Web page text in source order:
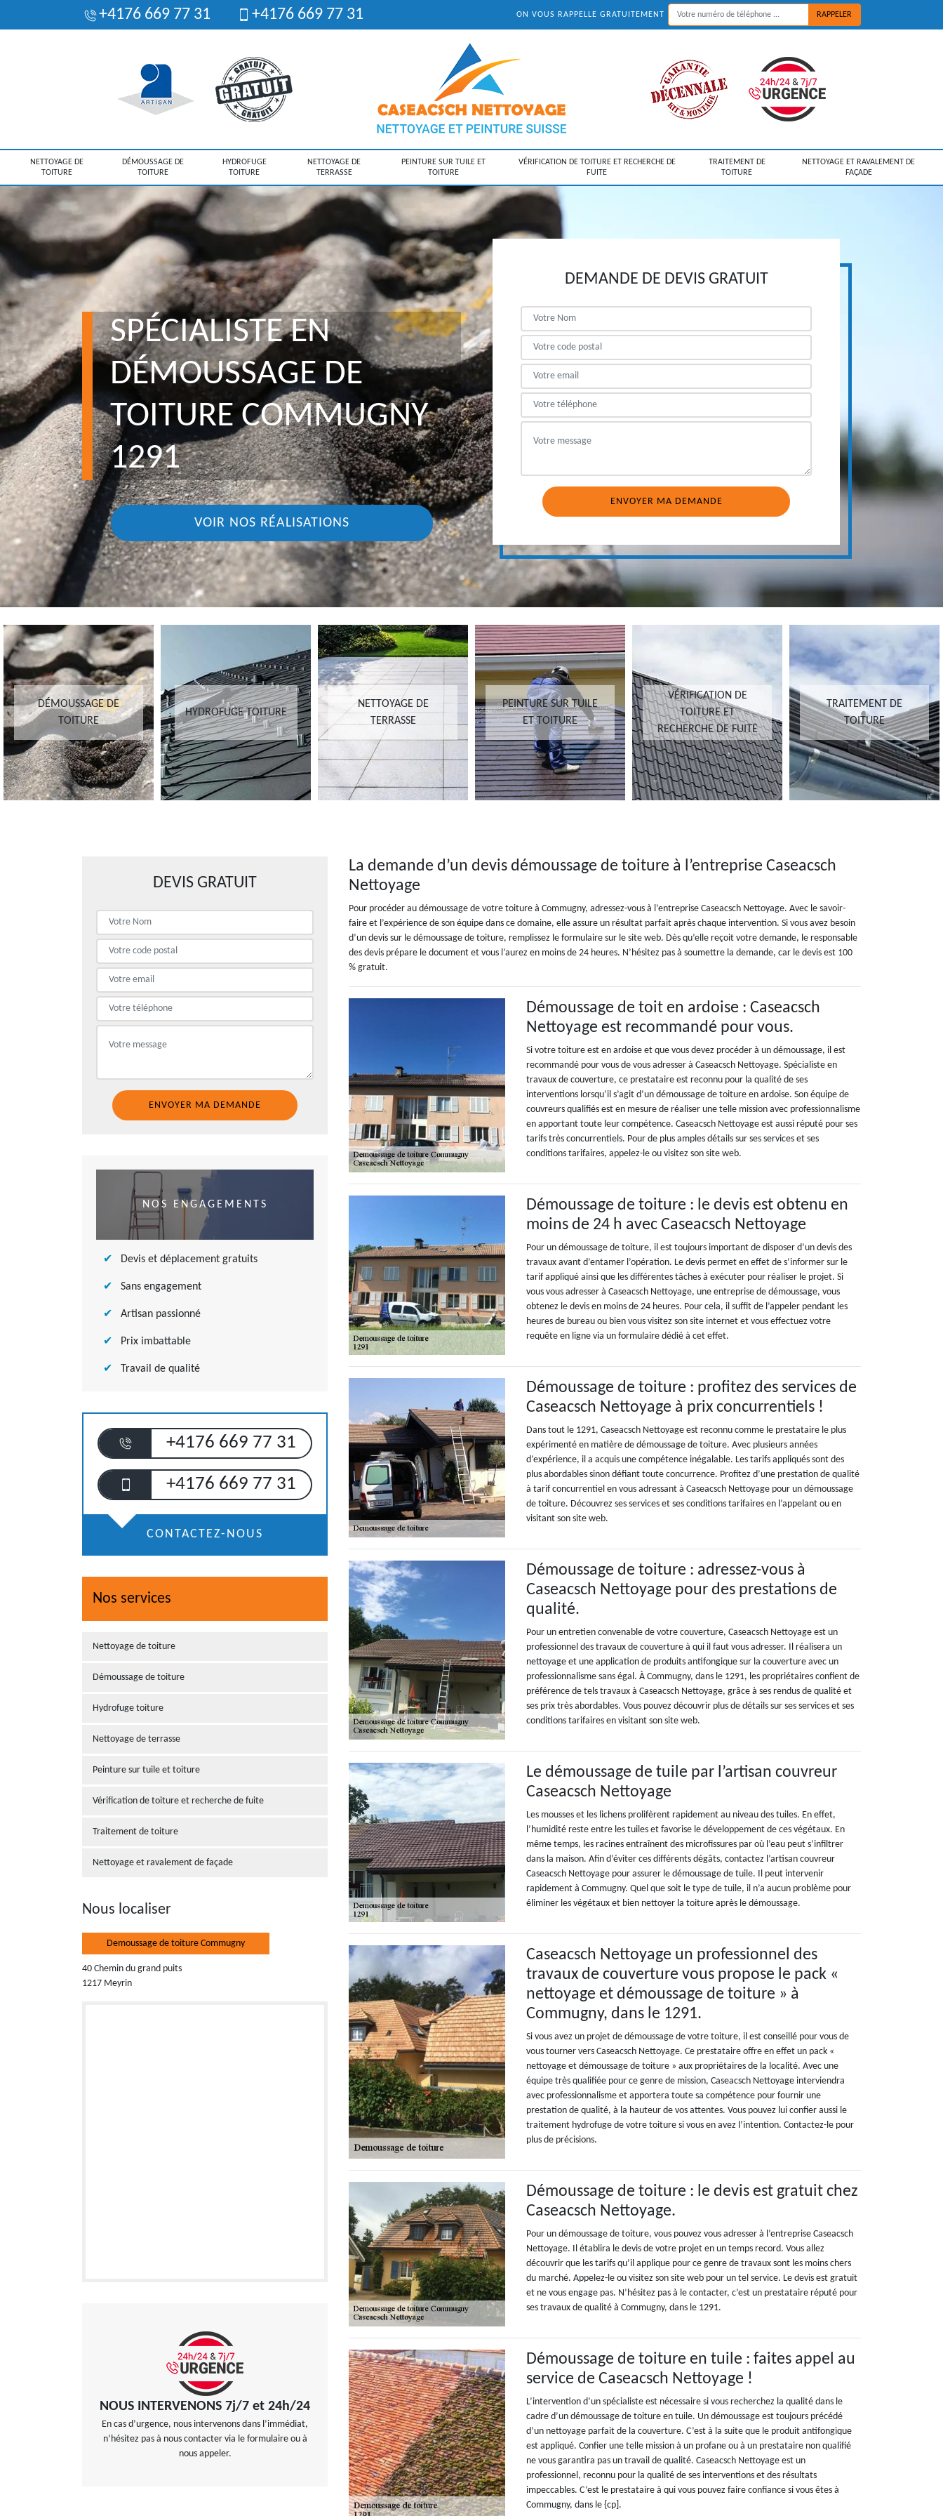
+4176 669 77 31 +4176 669 77 31 ON VOUS RAPPELLE GRATUITEMENT
NETTOYAGE DE
TOITURE
DÉMOUSSAGE DE
TOITURE
HYDROFUGE
TOITURE
NETTOYAGE DE
TERRASSE
PEINTURE SUR TUILE ET
TOITURE
VÉRIFICATION DE TOITURE ET RECHERCHE DE
FUITE
TRAITEMENT DE
TOITURE
NETTOYAGE ET RAVALEMENT DE
FAÇADE
SPÉCIALISTE EN
DÉMOUSSAGE DE
TOITURE COMMUGNY
1291
VOIR NOS RÉALISATIONS
DEMANDE DE DEVIS GRATUIT
DÉMOUSSAGE DE
TOITURE
HYDROFUGE TOITURE
NETTOYAGE DE
TERRASSE
PEINTURE SUR TUILE
ET TOITURE
VÉRIFICATION DE
TOITURE ET
RECHERCHE DE FUITE
TRAITEMENT DE
TOITURE
DEVIS GRATUIT
NOS ENGAGEMENTS
Devis et déplacement gratuits
Sans engagement
Artisan passionné
Prix imbattable
Travail de qualité
+4176 669 77 31
+4176 669 77 31
CONTACTEZ-NOUS
Nos services
Nettoyage de toiture
Démoussage de toiture
Hydrofuge toiture
Nettoyage de terrasse
Peinture sur tuile et toiture
Vérification de toiture et recherche de fuite
Traitement de toiture
Nettoyage et ravalement de façade
Nous localiser
Demoussage de toiture Commugny
40 Chemin du grand puits
1217 Meyrin
NOUS INTERVENONS 7j/7 et 24h/24
En cas d’urgence, nous intervenons dans l’immédiat,
n’hésitez pas à nous contacter via le formulaire ou à
nous appeler.
La demande d’un devis démoussage de toiture à l’entreprise Caseacsch
Nettoyage
Pour procéder au démoussage de votre toiture à Commugny, adressez-vous à l’entreprise Caseacsch Nettoyage. Avec le savoir-
faire et l’expérience de son équipe dans ce domaine, elle assure un résultat parfait après chaque intervention. Si vous avez besoin
d’un devis sur le démoussage de toiture, remplissez le formulaire sur le site web. Dès qu’elle reçoit votre demande, le responsable
des devis prépare le document et vous l’aurez en moins de 24 heures. N’hésitez pas à soumettre la demande, car le devis est 100
% gratuit.
Démoussage de toit en ardoise : Caseacsch
Nettoyage est recommandé pour vous.
Si votre toiture est en ardoise et que vous devez procéder à un démoussage, il est
recommandé pour vous de vous adresser à Caseacsch Nettoyage. Spécialiste en
travaux de couverture, ce prestataire est reconnu pour la qualité de ses
interventions lorsqu’il s’agit d’un démoussage de toiture en ardoise. Son équipe de
couvreurs qualifiés est en mesure de réaliser une telle mission avec professionnalisme
en apportant toute leur compétence. Caseacsch Nettoyage est aussi réputé pour ses
tarifs très concurrentiels. Pour de plus amples détails sur ses services et ses
conditions tarifaires, appelez-le ou visitez son site web.
Démoussage de toiture : le devis est obtenu en
moins de 24 h avec Caseacsch Nettoyage
Pour un démoussage de toiture, il est toujours important de disposer d’un devis des
travaux avant d’entamer l’opération. Le devis permet en effet de s’informer sur le
tarif appliqué ainsi que les différentes tâches à exécuter pour réaliser le projet. Si
vous vous adresser à Caseacsch Nettoyage, une entreprise de démoussage, vous
obtenez le devis en moins de 24 heures. Pour cela, il suffit de l’appeler pendant les
heures de bureau ou bien vous visitez son site internet et vous effectuez votre
requête en ligne via un formulaire dédié à cet effet.
Démoussage de toiture : profitez des services de
Caseacsch Nettoyage à prix concurrentiels !
Dans tout le 1291, Caseacsch Nettoyage est reconnu comme le prestataire le plus
expérimenté en matière de démoussage de toiture. Avec plusieurs années
d’expérience, il a acquis une compétence inégalable. Les tarifs appliqués sont des
plus abordables sinon défiant toute concurrence. Profitez d’une prestation de qualité
à tarif concurrentiel en vous adressant à Caseacsch Nettoyage pour un démoussage
de toiture. Découvrez ses services et ses conditions tarifaires en l’appelant ou en
visitant son site web.
Démoussage de toiture : adressez-vous à
Caseacsch Nettoyage pour des prestations de
qualité.
Pour un entretien convenable de votre couverture, Caseacsch Nettoyage est un
professionnel des travaux de couverture à qui il faut vous adresser. Il réalisera un
nettoyage et une application de produits antifongique sur la couverture avec un
professionnalisme sans égal. À Commugny, dans le 1291, les propriétaires confient de
préférence de tels travaux à Caseacsch Nettoyage, grâce à ses rendus de qualité et
ses prix très abordables. Vous pouvez découvrir plus de détails sur ses services et ses
conditions tarifaires en visitant son site web.
Le démoussage de tuile par l’artisan couvreur
Caseacsch Nettoyage
Les mousses et les lichens prolifèrent rapidement au niveau des tuiles. En effet,
l’humidité reste entre les tuiles et favorise le développement de ces végétaux. En
même temps, les racines entraînent des microfissures par où l’eau peut s’infiltrer
dans la maison. Afin d’éviter ces différents dégâts, contactez l’artisan couvreur
Caseacsch Nettoyage pour assurer le démoussage de tuile. Il peut intervenir
rapidement à Commugny. Quel que soit le type de tuile, il n’a aucun problème pour
éliminer les végétaux et bien nettoyer la toiture après le démoussage.
Caseacsch Nettoyage un professionnel des
travaux de couverture vous propose le pack «
nettoyage et démoussage de toiture » à
Commugny, dans le 1291.
Si vous avez un projet de démoussage de votre toiture, il est conseillé pour vous de
vous tourner vers Caseacsch Nettoyage. Ce prestataire offre en effet un pack «
nettoyage et démoussage de toiture » aux propriétaires de la localité. Avec une
équipe très qualifiée pour ce genre de mission, Caseacsch Nettoyage interviendra
avec professionnalisme et apportera toute sa compétence pour fournir une
prestation de qualité, à la hauteur de vos attentes. Vous pouvez lui confier aussi le
traitement hydrofuge de votre toiture si vous en avez l’intention. Contactez-le pour
plus de précisions.
Démoussage de toiture : le devis est gratuit chez
Caseacsch Nettoyage.
Pour un démoussage de toiture, vous pouvez vous adresser à l’entreprise Caseacsch
Nettoyage. Il établira le devis de votre projet en un temps record. Vous allez
découvrir que les tarifs qu’il applique pour ce genre de travaux sont les moins chers
du marché. Appelez-le ou visitez son site web pour un tel service. Le devis est gratuit
et ne vous engage pas. N’hésitez pas à le contacter, c’est un prestataire réputé pour
ses travaux de qualité à Commugny, dans le 1291.
Démoussage de toiture en tuile : faites appel au
service de Caseacsch Nettoyage !
L’intervention d’un spécialiste est nécessaire si vous recherchez la qualité dans le
cadre d’un démoussage de toiture en tuile. Un démoussage est toujours précédé
d’un nettoyage parfait de la couverture. C’est à la suite que le produit antifongique
est appliqué. Confier une telle mission à un profane ou à un prestataire non qualifié
ne vous garantira pas un travail de qualité. Caseacsch Nettoyage est un
professionnel, reconnu pour la qualité de ses interventions et des résultats
impeccables. C’est le prestataire à qui vous pouvez faire confiance si vous êtes à
Commugny, dans le {cp].